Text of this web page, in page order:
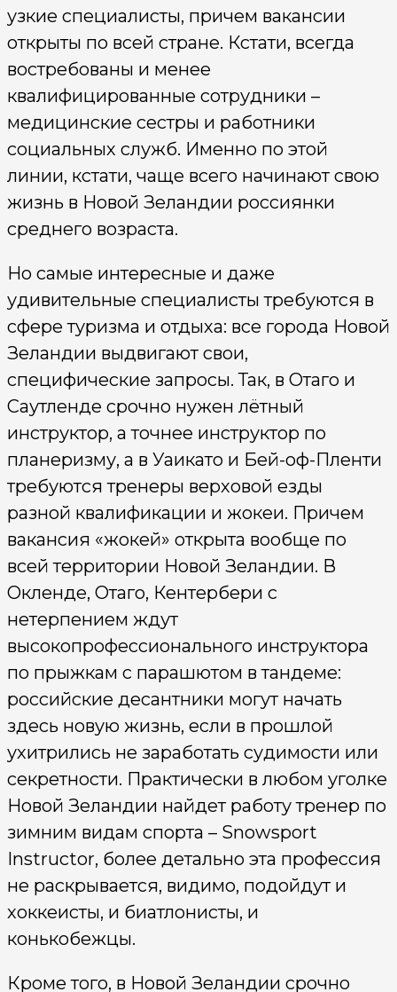
узкие специалисты, причем вакансии
открыты по всей стране. Кстати, всегда
востребованы и менее
квалифицированные сотрудники –
медицинские сестры и работники
социальных служб. Именно по этой
линии, кстати, чаще всего начинают свою
жизнь в Новой Зеландии россиянки
среднего возраста.
Но самые интересные и даже
удивительные специалисты требуются в
сфере туризма и отдыха: все города Новой
Зеландии выдвигают свои,
специфические запросы. Так, в Отаго и
Саутленде срочно нужен лётный
инструктор, а точнее инструктор по
планеризму, а в Уаикато и Бей-оф-Пленти
требуются тренеры верховой езды
разной квалификации и жокеи. Причем
вакансия «жокей» открыта вообще по
всей территории Новой Зеландии. В
Окленде, Отаго, Кентербери с
нетерпением ждут
высокопрофессионального инструктора
по прыжкам с парашютом в тандеме:
российские десантники могут начать
здесь новую жизнь, если в прошлой
ухитрились не заработать судимости или
секретности. Практически в любом уголке
Новой Зеландии найдет работу тренер по
зимним видам спорта – Snowsport
Instructor, более детально эта профессия
не раскрывается, видимо, подойдут и
хоккеисты, и биатлонисты, и
конькобежцы.
Кроме того, в Новой Зеландии срочно